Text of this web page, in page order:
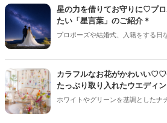
ん。特に初めて結婚式を挙げる新郎
準で選べばいいの？」「頼まれた側
ンが尽きない部分でもあるかと思い
「主賓の挨拶」についての基本的な
星の力を借りてお守りに♡プ
たい「星言葉」のご紹介＊
プロポーズや結婚式、入籍をする日
敗できない大切な節目。だからこ
カラフルなお花がかわいい♡♡
たっぷり取り入れたウエディ
ホワイトやグリーンを基調としたナ
ろん素敵ですが、最近はピンクや